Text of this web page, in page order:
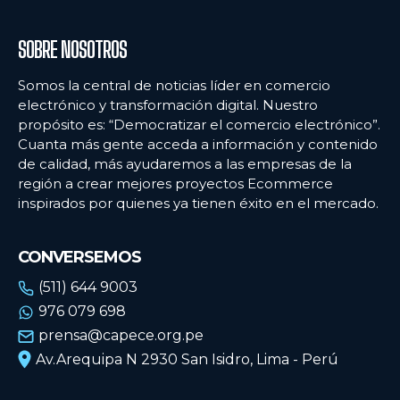
Ecommercenews
PERÚ
ARGENTINA
BOLIVIA
COLOMBIA
ECUADOR
MÉXICO
URUGUAY
Ecommercenews
PERÚ
ARGENTINA
BOLIVIA
COLOMBIA
ECUADOR
MÉXICO
URUGUAY
SOBRE NOSOTROS
Somos la central de noticias líder en comercio
electrónico y transformación digital. Nuestro
propósito es: “Democratizar el comercio electrónico”.
Cuanta más gente acceda a información y contenido
de calidad, más ayudaremos a las empresas de la
región a crear mejores proyectos Ecommerce
inspirados por quienes ya tienen éxito en el mercado.
CONVERSEMOS
(511) 644 9003
976 079 698
prensa@capece.org.pe
Av.Arequipa N 2930 San Isidro, Lima - Perú